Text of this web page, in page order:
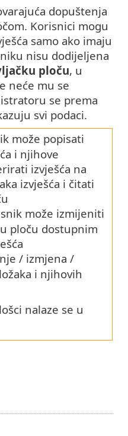
dopuštenja
Korisnici mogu
samo ako imaju
nisu dodijeljena
ploču, u
neće mu se
se prema
svi podaci.
može popisati
i njihove
izvješća na
izvješća i čitati
može izmijeniti
ploču dostupnim
/ izmjena /
i njihovih
nalaze se u